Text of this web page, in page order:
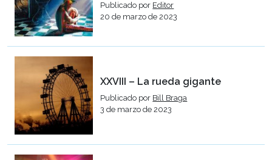
Publicado por Editor
20 de marzo de 2023
XXVIII – La rueda gigante
Publicado por Bill Braga
3 de marzo de 2023